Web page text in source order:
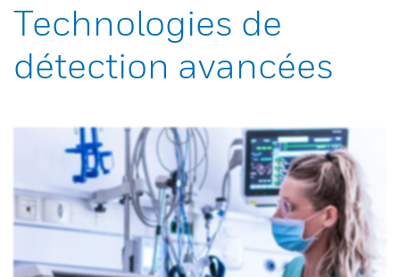
Technologies de
détection avancées